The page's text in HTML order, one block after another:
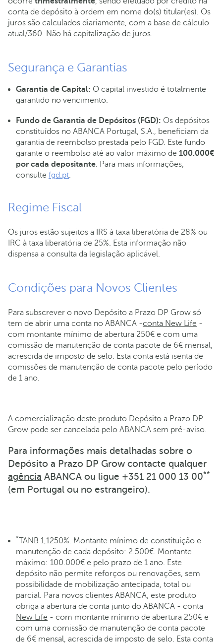
conta de depósito à ordem em nome do(s) titular(es). Os
juros são calculados diariamente, com a base de cálculo
atual/360. Não há capitalização de juros.
Segurança e Garantias
Garantia de Capital: O capital investido é totalmente
garantido no vencimento.
Fundo de Garantia de Depósitos (FGD): Os depósitos
constituídos no ABANCA Portugal, S.A., beneficiam da
garantia de reembolso prestada pelo FGD. Este fundo
garante o reembolso até ao valor máximo de 100.000€
por cada depositante. Para mais informações,
consulte fgd.pt.
Regime Fiscal
Os juros estão sujeitos a IRS à taxa liberatória de 28% ou
IRC à taxa liberatória de 25%. Esta informação não
dispensa a consulta da legislação aplicável.
Condições para Novos Clientes
Para subscrever o novo Depósito a Prazo DP Grow só
tem de abrir uma conta no ABANCA -conta New Life -
com montante mínimo de abertura 250€ e com uma
comissão de manutenção de conta pacote de 6€ mensal,
acrescida de imposto de selo. Esta conta está isenta de
comissões de manutenção de conta pacote pelo período
de 1 ano.
A comercialização deste produto Depósito a Prazo DP
Grow pode ser cancelada pelo ABANCA sem pré-aviso.
Para informações mais detalhadas sobre o
Depósito a Prazo DP Grow contacte qualquer
agência ABANCA ou ligue +351 21 000 13 00**
(em Portugal ou no estrangeiro).
*TANB 1,1250%. Montante mínimo de constituição e
manutenção de cada depósito: 2.500€. Montante
máximo: 100.000€ e pelo prazo de 1 ano. Este
depósito não permite reforços ou renovações, sem
possibilidade de mobilização antecipada, total ou
parcial. Para novos clientes ABANCA, este produto
obriga a abertura de conta junto do ABANCA - conta
New Life - com montante mínimo de abertura 250€ e
com uma comissão de manutenção de conta pacote
de 6€ mensal, acrescida de imposto de selo. Esta conta